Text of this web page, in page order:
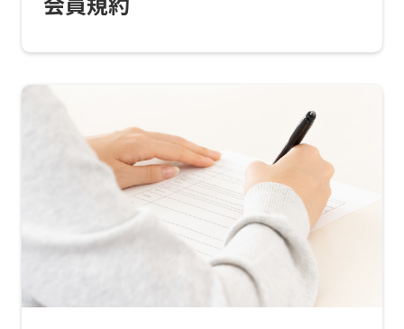
website
automatically
translated
into
English.
Click
the
below